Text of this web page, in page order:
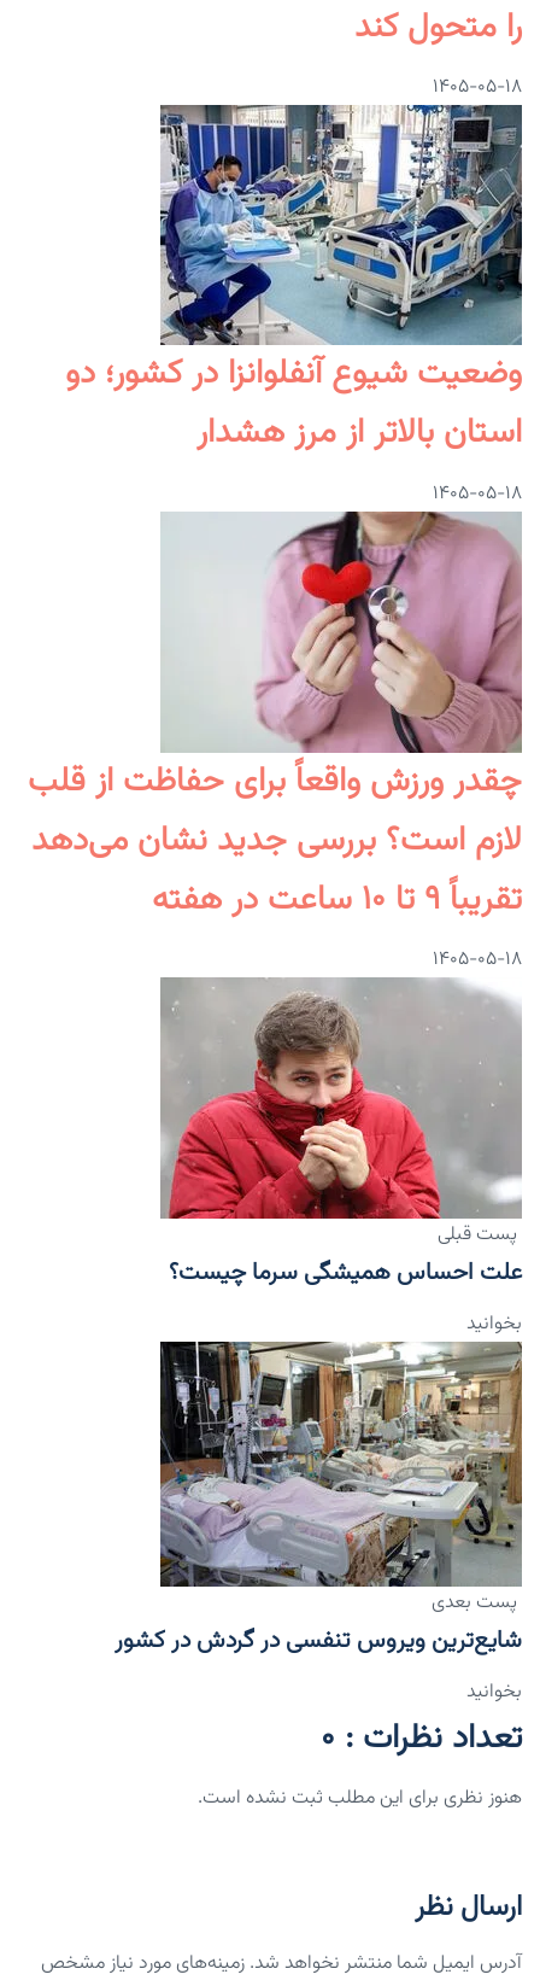
را متحول کند
۱۴۰۵-۰۵-۱۸
وضعیت شیوع آنفلوانزا در کشور؛ دو
استان بالاتر از مرز هشدار
۱۴۰۵-۰۵-۱۸
چقدر ورزش واقعاً برای حفاظت از قلب
لازم است؟ بررسی جدید نشان می‌دهد
تقریباً ۹ تا ۱۰ ساعت در هفته
۱۴۰۵-۰۵-۱۸
پست قبلی
علت احساس همیشگی سرما چیست؟
بخوانید
پست بعدی
شایع‌ترین ویروس تنفسی در گردش در کشور
بخوانید
تعداد نظرات : 0
هنوز نظری برای این مطلب ثبت نشده است.
ارسال نظر
آدرس ایمیل شما منتشر نخواهد شد. زمینه‌های مورد نیاز مشخص